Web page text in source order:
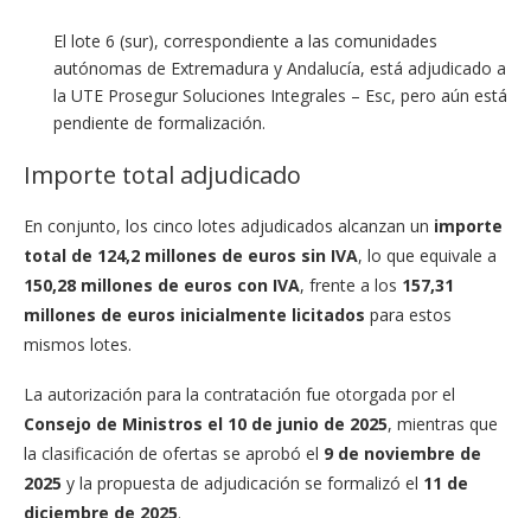
El lote 6 (sur), correspondiente a las comunidades
autónomas de Extremadura y Andalucía, está adjudicado a
la UTE Prosegur Soluciones Integrales – Esc, pero aún está
pendiente de formalización.
Importe total adjudicado
En conjunto, los cinco lotes adjudicados alcanzan un importe
total de 124,2 millones de euros sin IVA, lo que equivale a
150,28 millones de euros con IVA, frente a los 157,31
millones de euros inicialmente licitados para estos
mismos lotes.
La autorización para la contratación fue otorgada por el
Consejo de Ministros el 10 de junio de 2025, mientras que
la clasificación de ofertas se aprobó el 9 de noviembre de
2025 y la propuesta de adjudicación se formalizó el 11 de
diciembre de 2025.